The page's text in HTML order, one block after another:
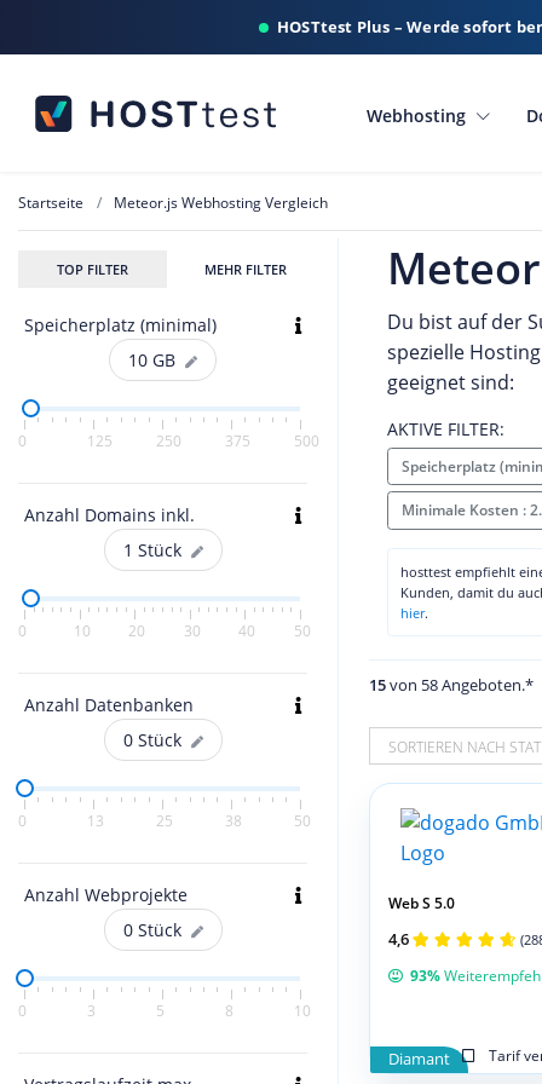
HOSTtest Plus – Werde sofort
Webhosting
Startseite Meteor.js Webhosting Vergleich
TOP FILTER MEHR FILTER
Speicherplatz (minimal)
10 GB
0 125 250 375 500
Anzahl Domains inkl.
1 Stück
0 10 20 30 40 50
Anzahl Datenbanken
0 Stück
0 13 25 38 50
Anzahl Webprojekte
0 Stück
0 3 5 8 10
Du bist auf der
spezielle
geeignet sind:
AKTIVE FILTER:
Speicherplatz
Minimale Kosten :
hosttest empfiehlt
Kunden, damit du
hier.
15von 58 Angeboten.*
SORTIEREN NACH
Diamant Tarif
Web S 5.0
4,6
93%